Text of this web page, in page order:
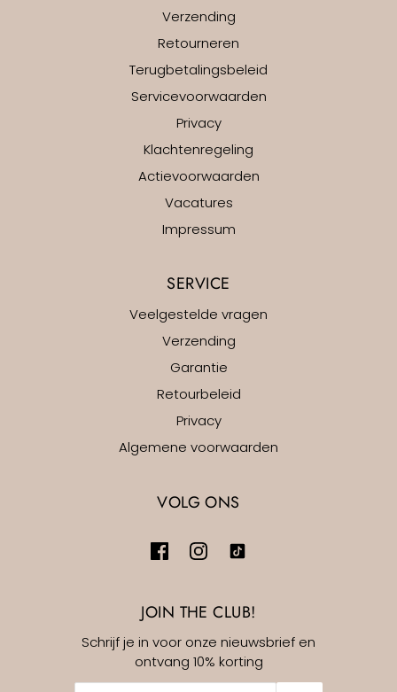
Verzending
Retourneren
Terugbetalingsbeleid
Servicevoorwaarden
Privacy
Klachtenregeling
Actievoorwaarden
Vacatures
Impressum
SERVICE
Veelgestelde vragen
Verzending
Garantie
Retourbeleid
Privacy
Algemene voorwaarden
VOLG ONS
JOIN THE CLUB!
Schrijf je in voor onze nieuwsbrief en
ontvang 10% korting